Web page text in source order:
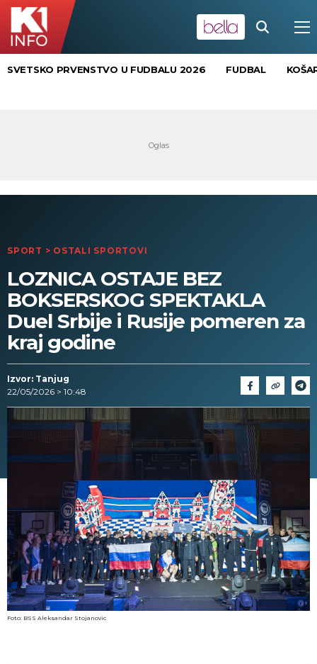
SVETSKO PRVENSTVO U FUDBALU 2026 FUDBAL
SPORT > OSTALI SPORTOVI
LOZNICA OSTAJE BEZ
BOKSERSKOG SPEKTAKLA
Duel Srbije i Rusije pomeren za
kraj godine
Izvor: Tanjug
22/05/2026 > 10:48
Foto: BSS Aleksandar Stojanovic